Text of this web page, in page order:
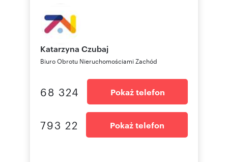
Katarzyna Czubaj
Biuro Obrotu Nieruchomościami Zachód
68 324 Pokaż telefon
793 22 Pokaż telefon